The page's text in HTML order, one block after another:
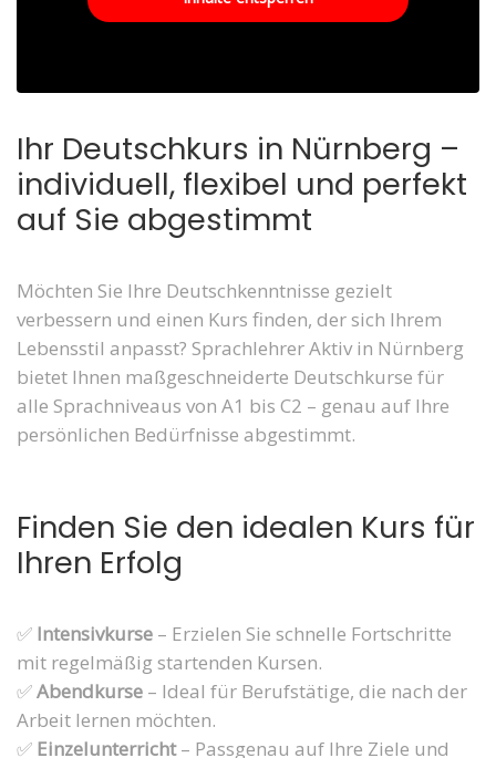
Ihr Deutschkurs in Nürnberg –
individuell, flexibel und perfekt
auf Sie abgestimmt
Möchten Sie Ihre Deutschkenntnisse gezielt
verbessern und einen Kurs finden, der sich Ihrem
Lebensstil anpasst? Sprachlehrer Aktiv in Nürnberg
bietet Ihnen maßgeschneiderte Deutschkurse für
alle Sprachniveaus von A1 bis C2 – genau auf Ihre
persönlichen Bedürfnisse abgestimmt.
Finden Sie den idealen Kurs für
Ihren Erfolg
✅ Intensivkurse – Erzielen Sie schnelle Fortschritte
mit regelmäßig startenden Kursen.
✅Abendkurse – Ideal für Berufstätige, die nach der
Arbeit lernen möchten.
✅ Einzelunterricht– Passgenau auf Ihre Ziele und